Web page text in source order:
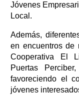
Jóvenes
Local.
Además,
en encuentros de
Cooperativa El
Puertas
favoreciendo el
jóvenes